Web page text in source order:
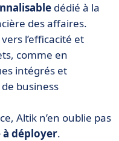
dédié à la
des affaires.
l’efficacité et
comme en
intégrés et
business
Altik n’en oublie pas
à déployer.